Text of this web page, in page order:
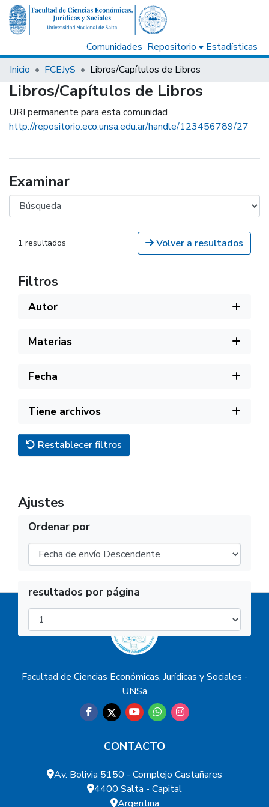
Comunidades Repositorio
Estadísticas
Inicio
FCEJyS Libros/Capítulos de Libros
Libros/Capítulos de Libros
URI permanente para esta comunidad
http://repositorio.eco.unsa.edu.ar/handle/123456789/27
Examinar
1 resultados Volver a resultados
Filtros
Autor
Materias
Fecha
Tiene archivos
Restablecer filtros
Ajustes
Ordenar por
resultados por página
Facultad de Ciencias Económicas, Jurídicas y Sociales -
UNSa
CONTACTO
Av. Bolivia 5150 - Complejo Castañares
4400 Salta - Capital
Argentina